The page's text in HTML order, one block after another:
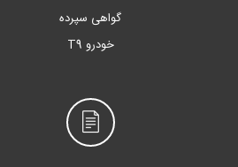
گواهی سپرده
خودرو T9